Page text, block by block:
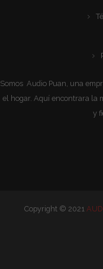
Somos Audio Puan, una
el hogar. Aquí encontrara la
y
Copyright © 2021